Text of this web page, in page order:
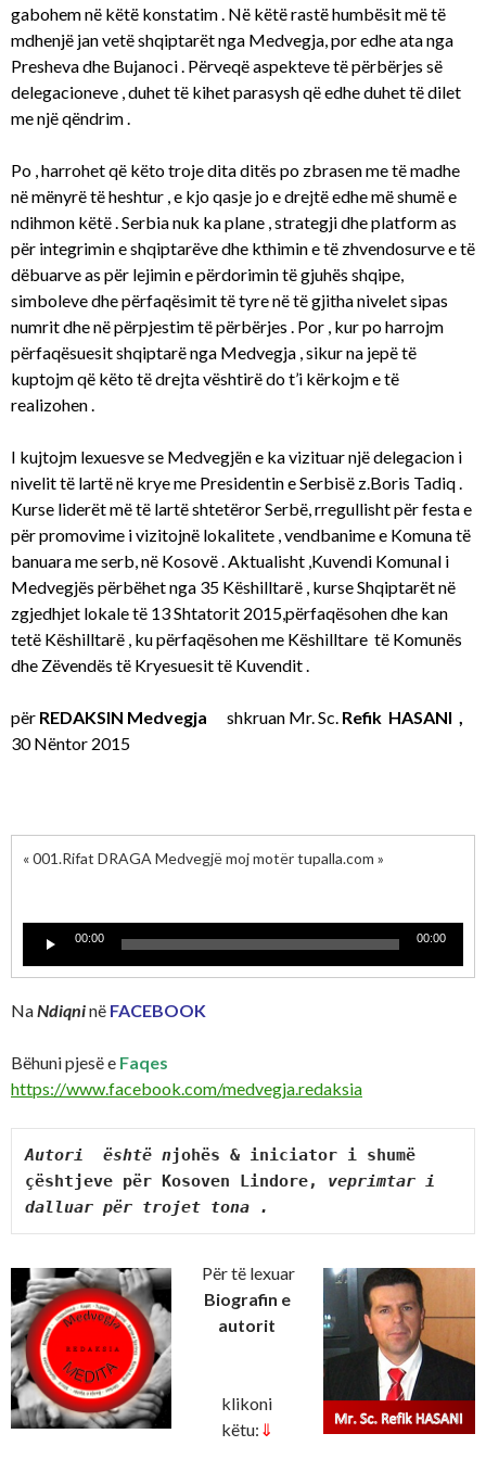
gabohem në këtë konstatim . Në këtë rastë humbësit më të
mdhenjë jan vetë shqiptarët nga Medvegja, por edhe ata nga
Presheva dhe Bujanoci . Përveqë aspekteve të përbërjes së
delegacioneve , duhet të kihet parasysh që edhe duhet të dilet
me një qëndrim .
Po , harrohet që këto troje dita ditës po zbrasen me të madhe
në mënyrë të heshtur , e kjo qasje jo e drejtë edhe më shumë e
ndihmon këtë . Serbia nuk ka plane , strategji dhe platform as
për integrimin e shqiptarëve dhe kthimin e të zhvendosurve e të
dëbuarve as për lejimin e përdorimin të gjuhës shqipe,
simboleve dhe përfaqësimit të tyre në të gjitha nivelet sipas
numrit dhe në përpjestim të përbërjes . Por , kur po harrojm
përfaqësuesit shqiptarë nga Medvegja , sikur na jepë të
kuptojm që këto të drejta vështirë do t’i kërkojm e të
realizohen .
I kujtojm lexuesve se Medvegjën e ka vizituar një delegacion i
nivelit të lartë në krye me Presidentin e Serbisë z.Boris Tadiq .
Kurse liderët më të lartë shtetëror Serbë, rregullisht për festa e
për promovime i vizitojnë lokalitete , vendbanime e Komuna të
banuara me serb, në Kosovë . Aktualisht ,Kuvendi Komunal i
Medvegjës përbëhet nga 35 Këshilltarë , kurse Shqiptarët në
zgjedhjet lokale të 13 Shtatorit 2015,përfaqësohen dhe kan
tetë Këshilltarë , ku përfaqësohen me Këshilltare të Komunës
dhe Zëvendës të Kryesuesit të Kuvendit .
për REDAKSIN Medvegja shkruan Mr. Sc. Refik HASANI ,
30 Nëntor 2015
« 001.Rifat DRAGA Medvegjë moj motër tupalla.com »
audio
00:00 00:00
NaNdiqninë FACEBOOK
Bëhuni pjesë e Faqes
https://www.facebook.com/medvegja.redaksia
Autori  është njohës & iniciator i shumë
çështjeve për Kosoven Lindore,
veprimtar i
dalluar për trojet tona .
Për të lexuar
Biografin e
autorit
klikoni
këtu: ⇓